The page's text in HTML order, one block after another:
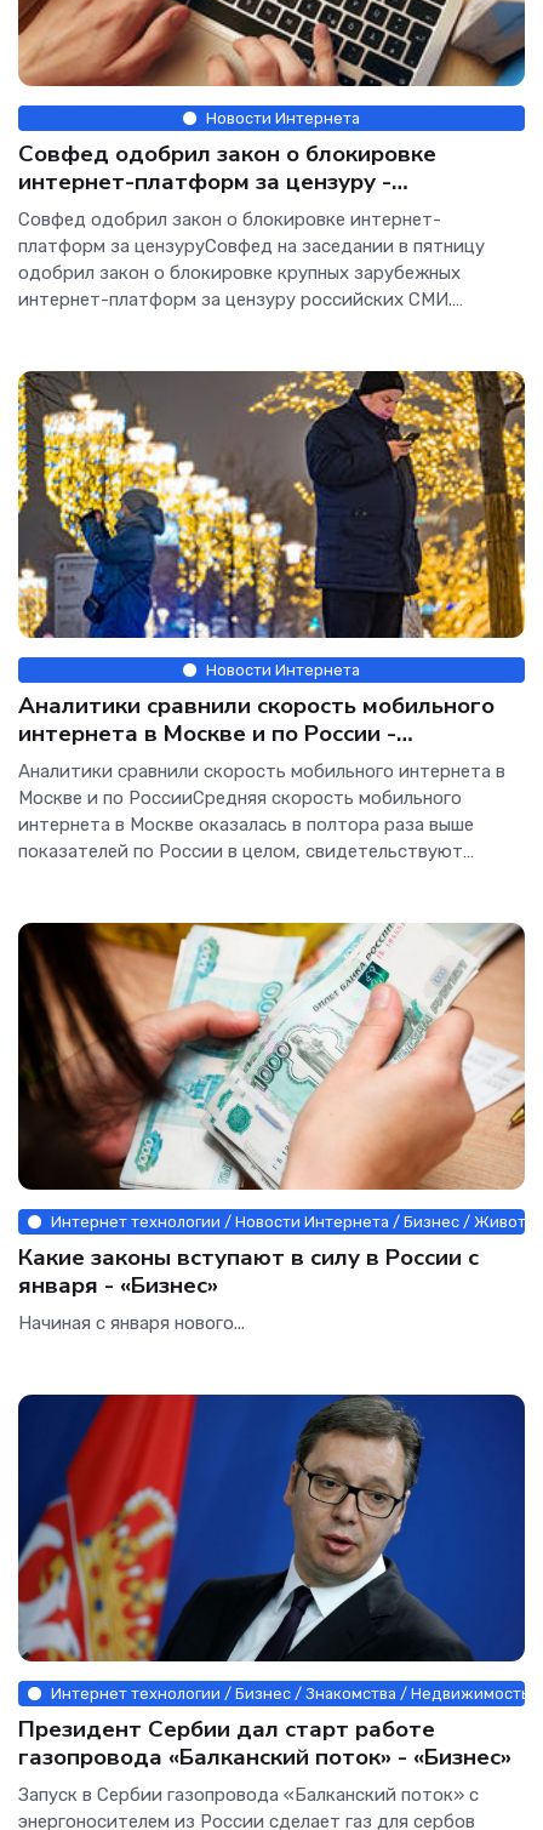
Новости Интернета
Совфед одобрил закон о блокировке
интернет-платформ за цензуру -
«Интернет»
Совфед одобрил закон о блокировке интернет-
платформ за цензуруСовфед на заседании в пятницу
одобрил закон о блокировке крупных зарубежных
интернет-платформ за цензуру российских СМИ.
Новости Интернета
Аналитики сравнили скорость мобильного
интернета в Москве и по России -
«Интернет»
Аналитики сравнили скорость мобильного интернета в
Москве и по РоссииСредняя скорость мобильного
интернета в Москве оказалась в полтора раза выше
показателей по России в целом, свидетельствуют
Интернет технологии / Новости Интернета / Бизнес /
Какие законы вступают в силу в России с
января - «Бизнес»
Начиная с января нового...
Интернет технологии / Бизнес / Знакомства / Недвижимость
Президент Сербии дал старт работе
газопровода «Балканский поток» - «Бизнес»
Запуск в Сербии газопровода «Балканский поток» с
энергоносителем из России сделает газ для сербов